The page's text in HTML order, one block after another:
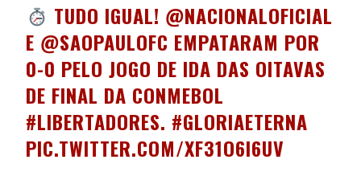
TUDO IGUAL! @NACIONALOFICIAL
E @SAOPAULOFC EMPATARAM POR
0-0 PELO JOGO DE IDA DAS OITAVAS
DE FINAL DA CONMEBOL
#LIBERTADORES. #GLORIAETERNA
PIC.TWITTER.COM/XF31O6I6UV